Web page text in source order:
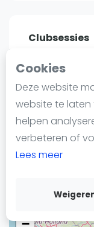
Cookies
Deze website
website te
helpen
verbeteren of
Lees meer
Overige
Over ons
Contact
Adverteren
Insights
WhatsApp
Join
Clubsessies
Peakz Padel
Terweijerweg
6413 PD
peakzpadel.nl
−